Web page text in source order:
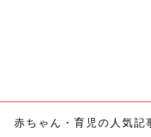
赤ちゃん・育児の人気記